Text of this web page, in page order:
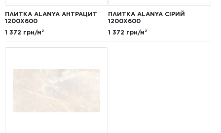
ПЛИТКА ALANYA АНТРАЦИТ
1200Х600
1 372 грн/м²
ПЛИТКА ALANYA СІРИЙ
1200X600
1 372 грн/м²